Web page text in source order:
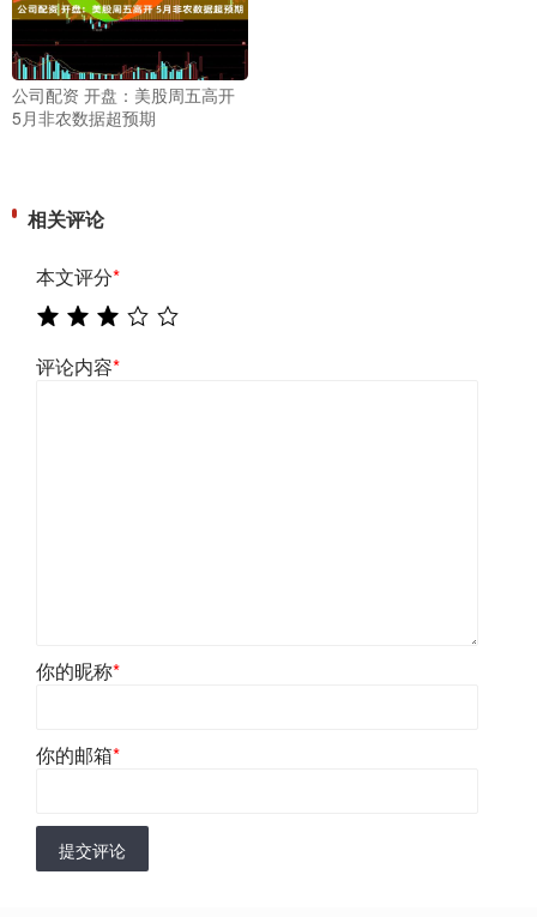
公司配资 开盘：美股周五高开
5月非农数据超预期
相关评论
本文评分*
评论内容*
你的昵称*
你的邮箱*
提交评论